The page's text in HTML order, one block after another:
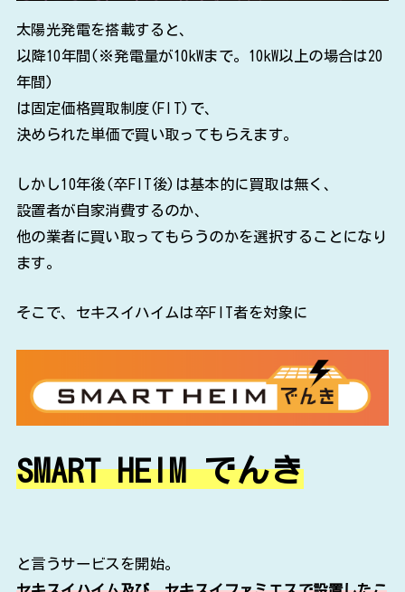
太陽光発電を搭載すると、
以降10年間(※発電量が10kWまで。10kW以上の場合は20
年間)
は固定価格買取制度(FIT)で、
決められた単価で買い取ってもらえます。
しかし10年後(卒FIT後)は基本的に買取は無く、
設置者が自家消費するのか、
他の業者に買い取ってもらうのかを選択することになり
ます。
そこで、セキスイハイムは卒FIT者を対象に
SMART HEIM でんき
と言うサービスを開始。